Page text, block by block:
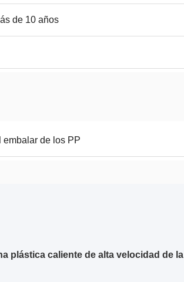
de 10 años
embalar de los PP
plástica caliente de alta velocidad de la